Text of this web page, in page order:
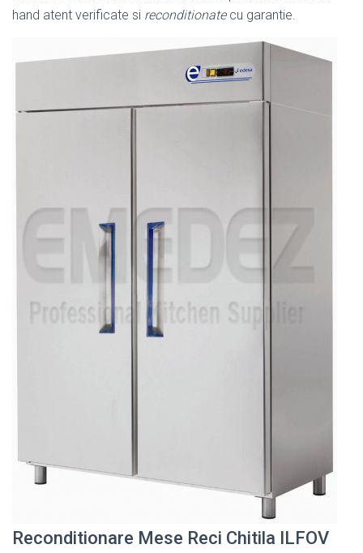
hand atent verificate si reconditionatecu garantie.
Reconditionare Mese Reci Chitila ILFOV